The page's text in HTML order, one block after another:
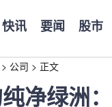
快讯 要闻 股市
> 公司 > 正文
净绿洲